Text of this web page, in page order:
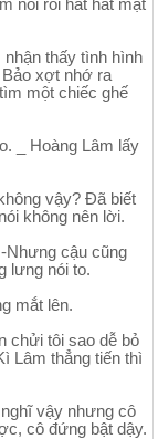
nói rồi hất hất mặt
nhận thấy tình hình
xợt nhớ ra
một chiếc ghế
_ Hoàng Lâm lấy
vậy? Đã biết
không nên lời.
Nhưng cậu cũng
lưng nói to.
mắt lên.
chửi tôi sao dễ bỏ
Lâm thẳng tiến thì
vậy nhưng cô
cô đứng bật dậy.